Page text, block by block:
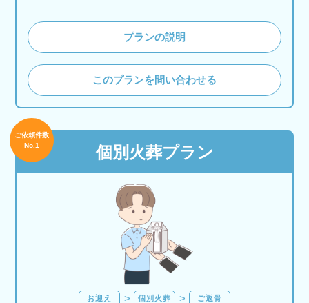
プランの説明
このプランを問い合わせる
個別火葬プラン
ご依頼件数
No.1
お迎え 個別火葬 ご返骨